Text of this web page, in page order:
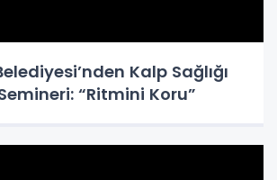
Kalp Sağlığı
“Ritmini Koru”